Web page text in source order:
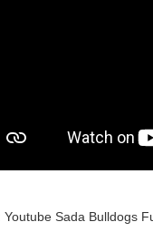
Youtube Sada Bulldogs